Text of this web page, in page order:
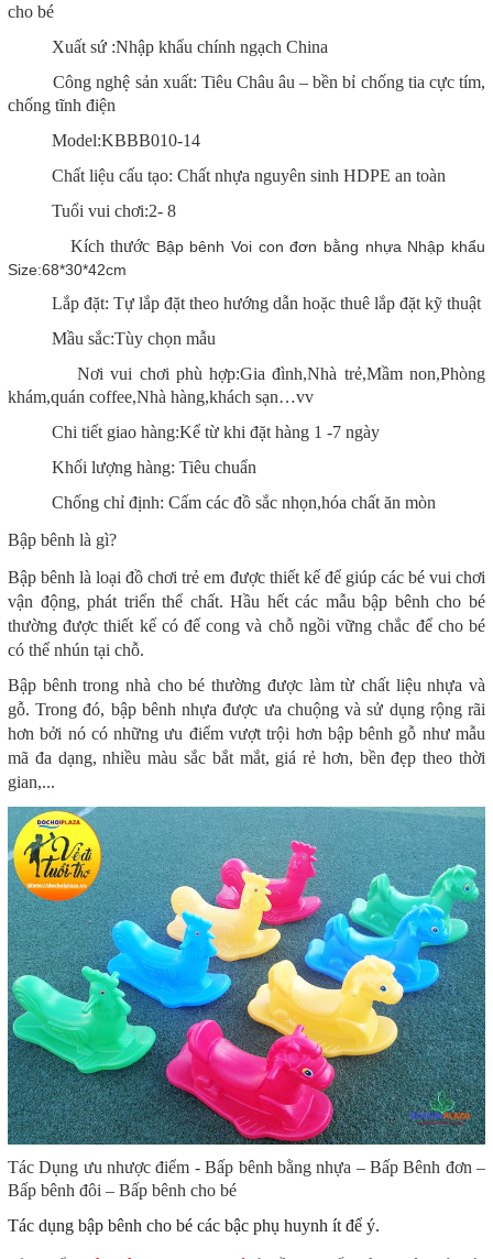
cho bé
Xuất sứ :Nhập khẩu chính ngạch China
Công nghệ sản xuất: Tiêu Châu âu – bền bỉ chống tia cực tím,
chống tĩnh điện
Model:KBBB010-14
Chất liệu cấu tạo: Chất nhựa nguyên sinh HDPE an toàn
Tuổi vui chơi:2- 8
Kích thước Bập bênh Voi con đơn bằng nhựa Nhập khẩu
Size:68*30*42cm
Lắp đặt: Tự lắp đặt theo hướng dẫn hoặc thuê lắp đặt kỹ thuật
Mầu sắc:Tùy chọn mẫu
Nơi vui chơi phù hợp:Gia đình,Nhà trẻ,Mầm non,Phòng
khám,quán coffee,Nhà hàng,khách sạn…vv
Chi tiết giao hàng:Kể từ khi đặt hàng 1 -7 ngày
Khối lượng hàng: Tiêu chuẩn
Chống chỉ định: Cấm các đồ sắc nhọn,hóa chất ăn mòn
Bập bênh là gì?
Bập bênh là loại đồ chơi trẻ em được thiết kế để giúp các bé vui chơi
vận động, phát triển thể chất. Hầu hết các mẫu bập bênh cho bé
thường được thiết kế có đế cong và chỗ ngồi vững chắc để cho bé
có thể nhún tại chỗ.
Bập bênh trong nhà cho bé thường được làm từ chất liệu nhựa và
gỗ. Trong đó, bập bênh nhựa được ưa chuộng và sử dụng rộng rãi
hơn bởi nó có những ưu điểm vượt trội hơn bập bênh gỗ như mẫu
mã đa dạng, nhiều màu sắc bắt mắt, giá rẻ hơn, bền đẹp theo thời
gian,...
Tác Dụng ưu nhược điểm - Bấp bênh bằng nhựa – Bấp Bênh đơn –
Bấp bênh đôi – Bấp bênh cho bé
Tác dụng bập bênh cho bé các bậc phụ huynh ít để ý.